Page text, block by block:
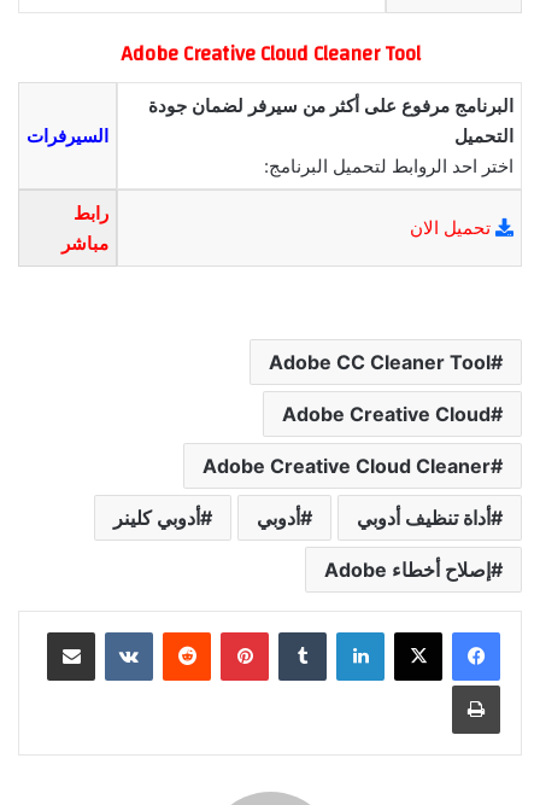
Adobe Creative Cloud Cleaner Tool
البرنامج مرفوع على أكثر من سيرفر لضمان جودة
التحميل
اختر احد الروابط لتحميل البرنامج:
السيرفرات
تحميل الان
رابط
مباشر
Adobe CC Cleaner Tool
Adobe Creative Cloud
Adobe Creative Cloud Cleaner
أداة تنظيف أدوبي أدوبي أدوبي كلينر
إصلاح أخطاء Adobe
لينكدإن بينتيريست مشاركة عبر البريد
طباعة